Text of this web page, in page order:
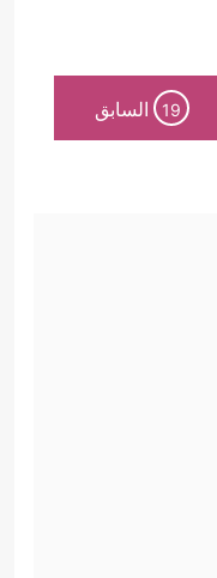
19 السابق